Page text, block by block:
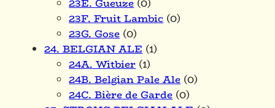
23E. Gueuze(0)
23F. Fruit Lambic(0)
23G. Gose(0)
24. BELGIAN ALE(1)
24A. Witbier(1)
24B. Belgian Pale Ale(0)
24C. Bière de Garde(0)